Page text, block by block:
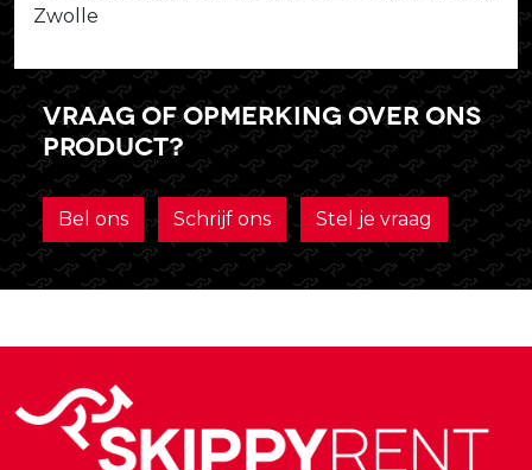
Zwolle
Vraag of opmerking over ons
product?
Bel ons Schrijf ons Stel je vraag